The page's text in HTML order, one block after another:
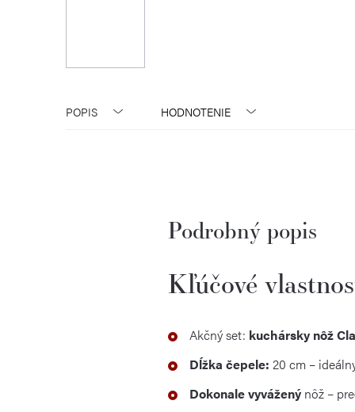
POPIS HODNOTENIE
Podrobný popis
Kľúčové
Akčný set: kuchársky nôž
Dĺžka čepele: 20 cm –
Dokonale vyvážený nôž –